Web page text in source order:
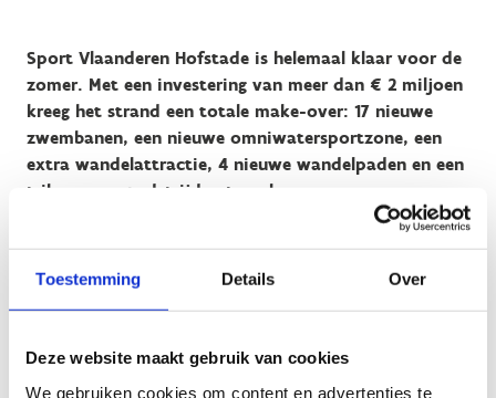
Toestemming Details Over
Deze website maakt gebruik van cookies
We gebruiken cookies om content en advertenties te
Sport Vlaanderen Hofstade is helemaal klaar voor de
zomer. Met een investering van meer dan € 2 miljoen
kreeg het strand een totale make-over: 17 nieuwe
zwembanen, een nieuwe omniwatersportzone, een
extra wandelattractie, 4 nieuwe wandelpaden en een
tribune om wedstrijden te volgen.
recreatiesites van Sport Vlaanderen. Onder impuls van